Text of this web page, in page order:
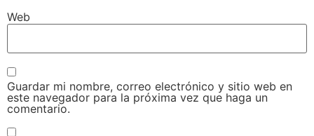
Web
Guardar mi nombre, correo electrónico y sitio web en
este navegador para la próxima vez que haga un
comentario.